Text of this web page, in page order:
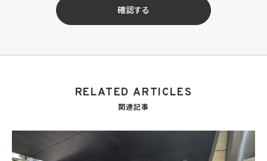
(3) 当社の商品、サービス等のご案内のため
(4) 当社サービスに関する当社の規約、ポリシー等（以下「規約等」といいます。）に違反す
る行為に対する対応のため
も外国に所在する場合を含みます。）に対し個人情報（(i)当社サービスにおける顧客に関
ため。なお、KWエージェントとは、KW加盟店の業務に従事する個人を意味します。また、
(8) 当社サービスを介して販売等が行われる物件に関する情報について、当社、KWライ
センサー、その他KWブランドを利用して事業を行う事業者のポータルサイト、ウェブ広
告、その他インターネット上において公開するため
確認する
RELATED ARTICLES
関連記事